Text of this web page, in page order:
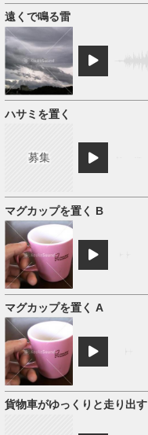
遠くで鳴る雷
募集
ハサミを置く
マグカップを置く B
マグカップを置く A
貨物車がゆっくりと走り出す